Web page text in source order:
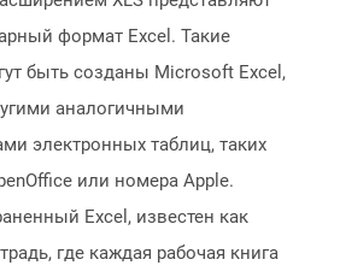
формат Excel. Такие
быть созданы Microsoft Excel,
аналогичными
электронных таблиц, таких
или номера Apple.
Excel, известен как
где каждая рабочая книга